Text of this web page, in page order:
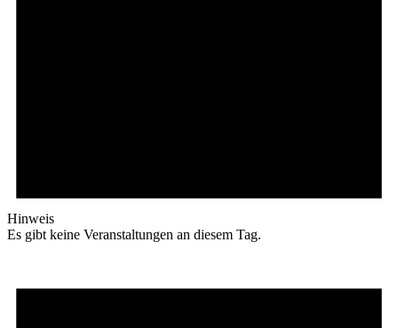
Hinweis
Es gibt keine Veranstaltungen an diesem Tag.